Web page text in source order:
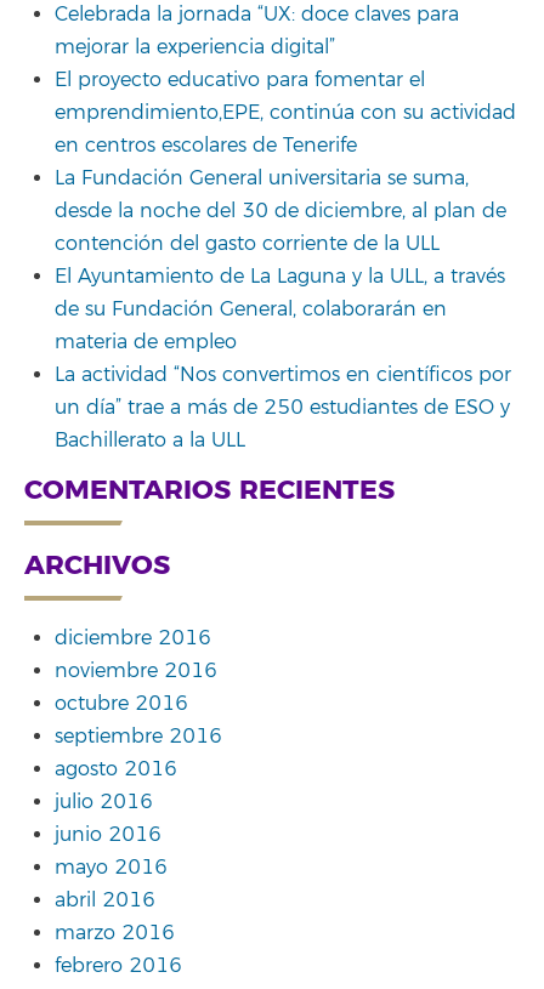
Celebrada la jornada “UX: doce claves para
mejorar la experiencia digital”
El proyecto educativo para fomentar el
emprendimiento,EPE, continúa con su actividad
en centros escolares de Tenerife
La Fundación General universitaria se suma,
desde la noche del 30 de diciembre, al plan de
contención del gasto corriente de la ULL
El Ayuntamiento de La Laguna y la ULL, a través
de su Fundación General, colaborarán en
materia de empleo
La actividad “Nos convertimos en científicos por
un día” trae a más de 250 estudiantes de ESO y
Bachillerato a la ULL
COMENTARIOS RECIENTES
ARCHIVOS
diciembre 2016
noviembre 2016
octubre 2016
septiembre 2016
agosto 2016
julio 2016
junio 2016
mayo 2016
abril 2016
marzo 2016
febrero 2016